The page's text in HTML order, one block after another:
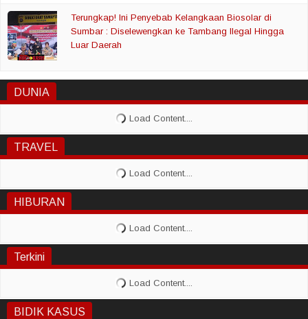
Terungkap! Ini Penyebab Kelangkaan Biosolar di
Sumbar : Diselewengkan ke Tambang Ilegal Hingga
Luar Daerah
DUNIA
TRAVEL
HIBURAN
Terkini
BIDIK KASUS